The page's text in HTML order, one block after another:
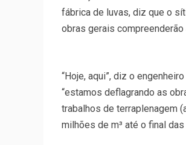
fábrica de luvas, diz que o
obras gerais
“Hoje, aqui”, diz o
“estamos deflagrando as
trabalhos de terraplenagem
milhões de m³ até o final